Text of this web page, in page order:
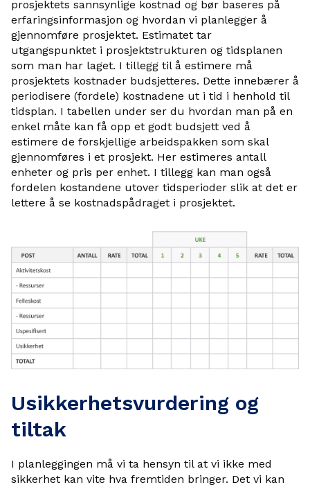
prosjektets sannsynlige kostnad og bør baseres på
erfaringsinformasjon og hvordan vi planlegger å
gjennomføre prosjektet. Estimatet tar
utgangspunktet i prosjektstrukturen og tidsplanen
som man har laget. I tillegg til å estimere må
prosjektets kostnader budsjetteres. Dette innebærer å
periodisere (fordele) kostnadene ut i tid i henhold til
tidsplan. I tabellen under ser du hvordan man på en
enkel måte kan få opp et godt budsjett ved å
estimere de forskjellige arbeidspakken som skal
gjennomføres i et prosjekt. Her estimeres antall
enheter og pris per enhet. I tillegg kan man også
fordelen kostandene utover tidsperioder slik at det er
lettere å se kostnadspådraget i prosjektet.
Usikkerhetsvurdering og
tiltak
I planleggingen må vi ta hensyn til at vi ikke med
sikkerhet kan vite hva fremtiden bringer. Det vi kan